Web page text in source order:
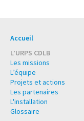
Accueil
L’URPS CDLB
Les missions
L’équipe
Projets et actions
Les partenaires
L'installation
Glossaire